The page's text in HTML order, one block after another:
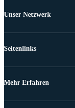
Unser Netzwerk
Seitenlinks
Mehr Erfahren